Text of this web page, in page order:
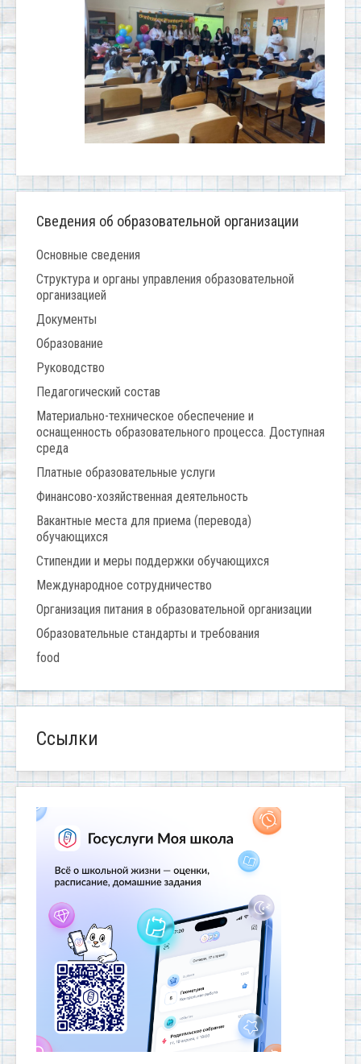
Сведения об образовательной организации
Основные сведения
Структура и органы управления образовательной
организацией
Документы
Образование
Руководство
Педагогический состав
Материально-техническое обеспечение и
оснащенность образовательного процесса. Доступная
среда
Платные образовательные услуги
Финансово-хозяйственная деятельность
Вакантные места для приема (перевода)
обучающихся
Стипендии и меры поддержки обучающихся
Международное сотрудничество
Организация питания в образовательной организации
Образовательные стандарты и требования
food
Ссылки